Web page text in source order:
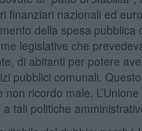
finanziari nazionali ed
della spesa pubblica
legislative che
di abitanti per potere
pubblici comunali.
ricordo male.
tali politiche